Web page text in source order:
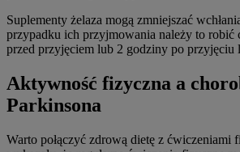
Suplementy żelaza mogą zmniejszać
przypadku ich przyjmowania należy to robić
przed przyjęciem lub 2 godziny po przyjęciu
Aktywność fizyczna a
Parkinsona
Warto połączyć zdrową dietę z ćwiczeniami